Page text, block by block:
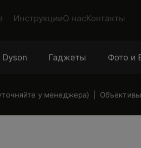
ИнструкцииО насКонтакты
Dyson Гаджеты Фото и
у менеджера)